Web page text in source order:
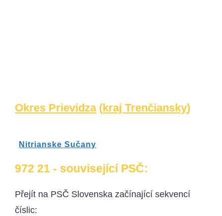
Okres Prievidza(kraj Trenčiansky)
Nitrianske Sučany
972 21 - související PSČ:
Přejít na PSČ Slovenska začínající sekvencí
číslic: